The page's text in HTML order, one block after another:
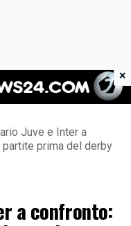
24
Juve e Inter a
prima del derby
a confronto:
×